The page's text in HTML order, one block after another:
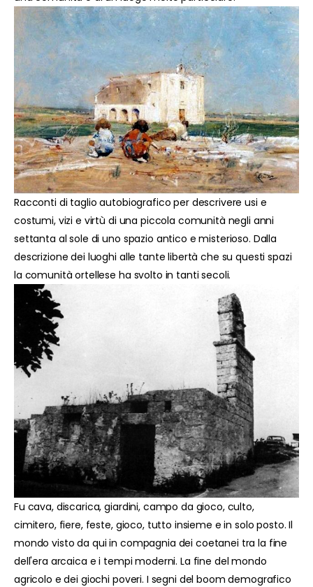
Racconti di taglio autobiografico per descrivere usi e
costumi, vizi e virtù di una piccola comunità negli anni
settanta al sole di uno spazio antico e misterioso. Dalla
descrizione dei luoghi alle tante libertà che su questi spazi
la comunità ortellese ha svolto in tanti secoli.
Fu cava, discarica, giardini, campo da gioco, culto,
cimitero, fiere, feste, gioco, tutto insieme e in solo posto. Il
mondo visto da qui in compagnia dei coetanei tra la fine
dell'era arcaica e i tempi moderni. La fine del mondo
agricolo e dei giochi poveri. I segni del boom demografico